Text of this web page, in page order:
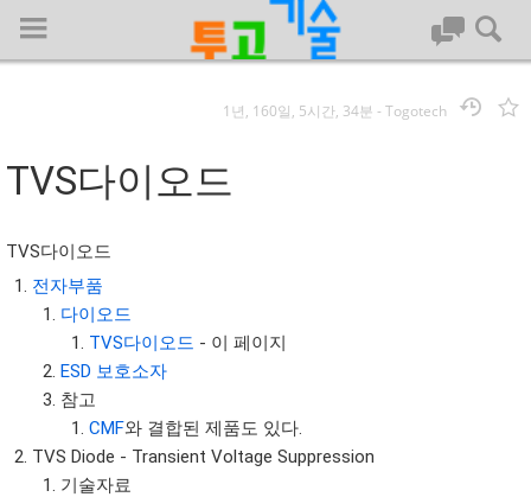
회사명 :
투고기술
| 대표 : 김명기 | 사업자번호 : 142-08-78939
전화 : 031-8065-5299 | 주소 : (16954)) 경기도 용인시 기흥구 흥덕1
로 13, B동(complex동) 1213호(영덕동,흥덕IT밸리)
COPYRIGHT (C) 투고기술 ALL RIGHTS RESEVED
투고기술 위키 저작권
1년, 160일, 5시간, 34분 -Togotech
TVS다이오드
TVS다이오드
전자부품
다이오드
TVS다이오드 - 이 페이지
ESD 보호소자
참고
CMF와 결합된 제품도 있다.
TVS Diode - Transient Voltage Suppression
기술자료